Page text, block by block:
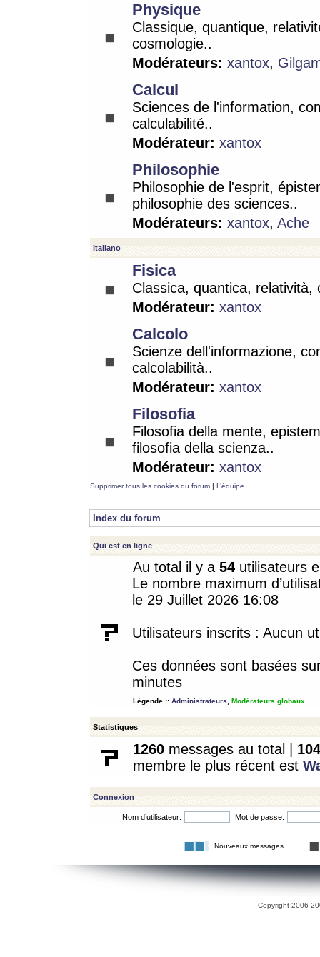
Physique
Classique, quantique,
cosmologie..
Modérateurs: xantox,
Calcul
Sciences de l'information,
calculabilité..
Modérateur: xantox
Philosophie
Philosophie de l'esprit,
philosophie des sciences..
Modérateurs: xantox, Ache
Italiano
Fisica
Classica, quantica, relatività,
Modérateur: xantox
Calcolo
Scienze dell'informazione,
calcolabilità..
Modérateur: xantox
Filosofia
Filosofia della mente,
filosofia della scienza..
Modérateur: xantox
Supprimer tous les cookies du forum | L’équipe
Index du forum
Qui est en ligne
Au total il y a 54 utilisateurs
Le nombre maximum
le 29 Juillet 2026 16:08
Utilisateurs inscrits : Aucun
Ces données sont basées
minutes
Légende :: Administrateurs Modérateurs globaux
Statistiques
1260 messages au total | 104
membre le plus récent est
Connexion
Nom d’utilisateur: Mot de passe:
Nouveaux messages
Copyright 2006-